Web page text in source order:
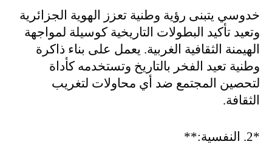
خدوسي يتبنى رؤية وطنية تعزز الهوية الجزائرية
وتعيد تأكيد البطولات التاريخية كوسيلة لمواجهة
الهيمنة الثقافية الغربية. يعمل على بناء ذاكرة
وطنية تعيد الفخر بالتاريخ وتستخدمه كأداة
لتحصين المجتمع ضد أي محاولات لتغريب
الثقافة.
*2. النفسية:**